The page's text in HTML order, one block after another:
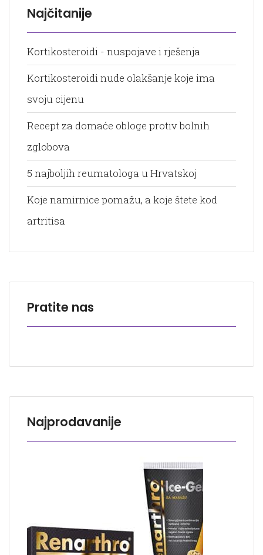
Najčitanije
Kortikosteroidi - nuspojave i rješenja
Kortikosteroidi nude olakšanje koje ima
svoju cijenu
Recept za domaće obloge protiv bolnih
zglobova
5 najboljih reumatologa u Hrvatskoj
Koje namirnice pomažu, a koje štete kod
artritisa
Pratite nas
Najprodavanije